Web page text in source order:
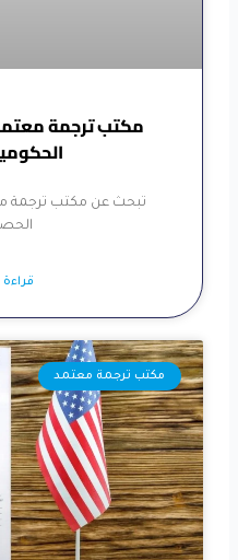
مكتب ترجمة
تبحث عن مكتب ترجمة
قراءة
مكتب ترجمة معتمد